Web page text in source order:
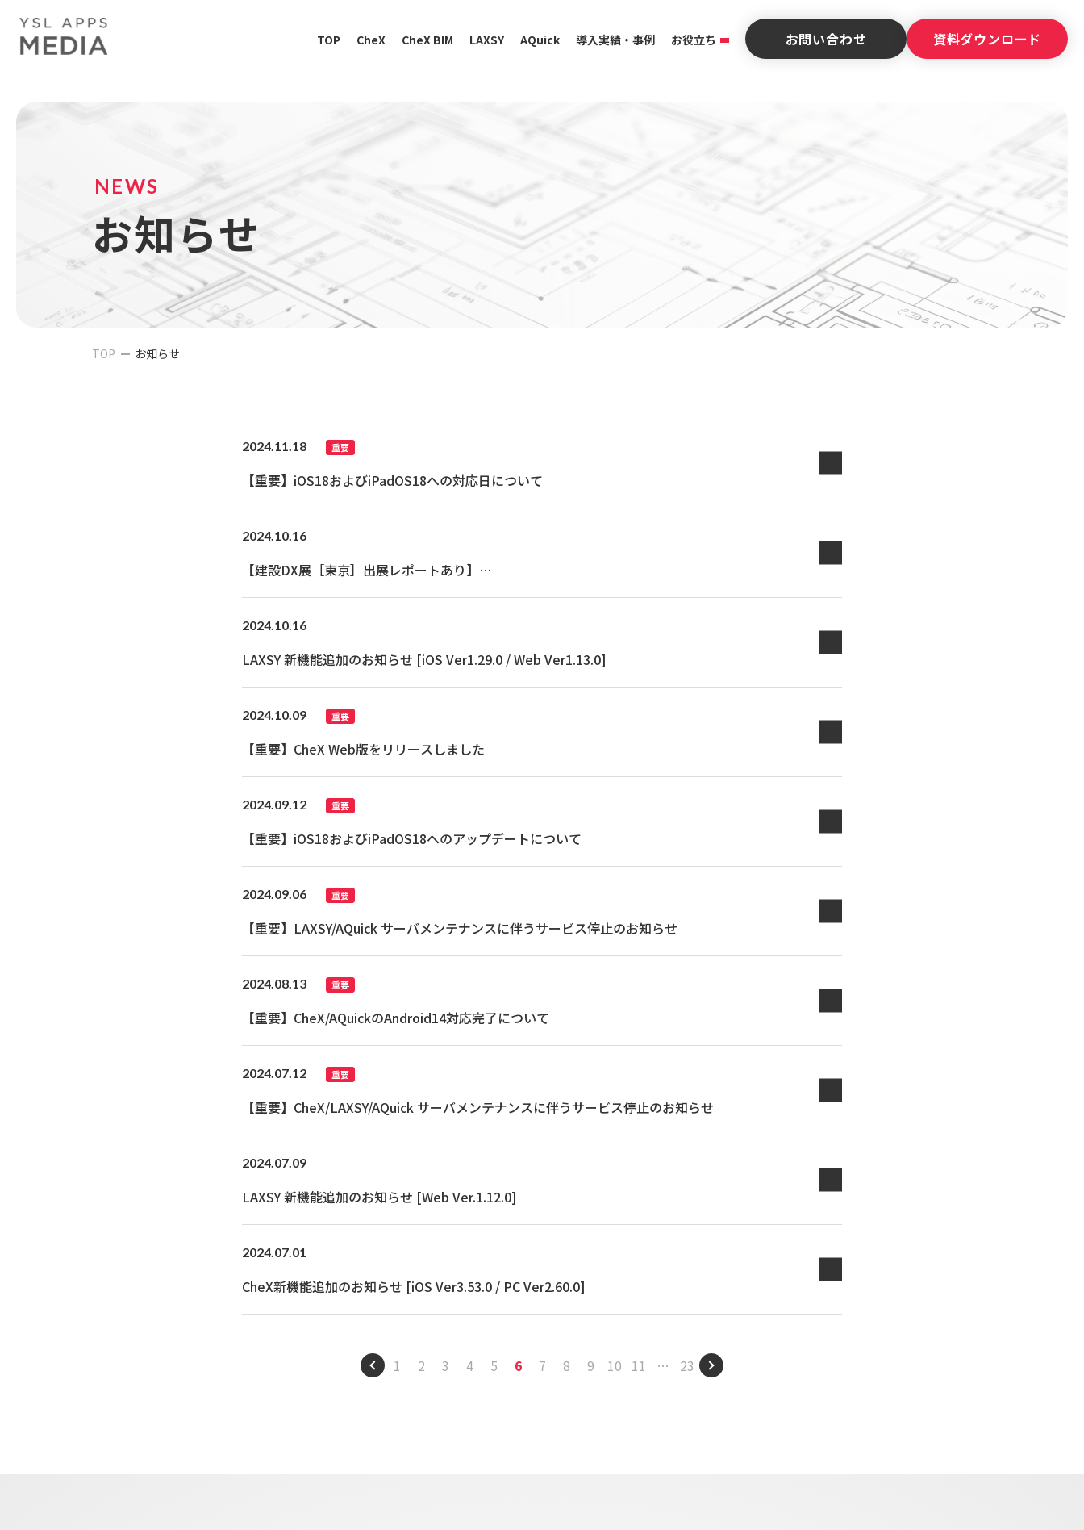
TOP CheX CheX BIM LAXSY AQuick 導入実績・事例 お役立ち お問い合わせ 資料ダウンロード
NEWS
お知らせ
TOP お知らせ
2024.11.18 重要
【重要】iOS18およびiPadOS18への対応日について
2024.10.16
【建設DX展［東京］出展レポートあり】
課題解決に貢献する
2024.10.16
LAXSY 新機能追加のお知らせ [iOS Ver1.29.0 / Web Ver1.13.0]
2024.10.09 重要
【重要】CheX Web版をリリースしました
2024.09.12 重要
【重要】iOS18およびiPadOS18へのアップデートについて
2024.09.06 重要
【重要】LAXSY/AQuick サーバメンテナンスに伴うサービス停止のお知らせ
2024.08.13 重要
【重要】CheX/AQuickのAndroid14対応完了について
2024.07.12 重要
【重要】CheX/LAXSY/AQuick サーバメンテナンスに伴うサービス停止のお知らせ
2024.07.09
LAXSY 新機能追加のお知らせ [Web Ver.1.12.0]
2024.07.01
CheX新機能追加のお知らせ [iOS Ver3.53.0 / PC Ver2.60.0]
1 2 3 4 5 6 7 8 9 10 11 … 23